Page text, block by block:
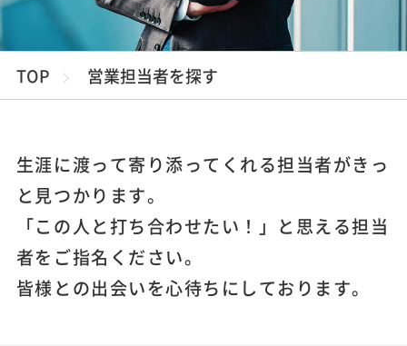
TOP 営業担当者を探す
生涯に渡って寄り添ってくれる担当者がきっ
と見つかります。
「この人と打ち合わせたい！」と思える担当
者をご指名ください。
皆様との出会いを心待ちにしております。